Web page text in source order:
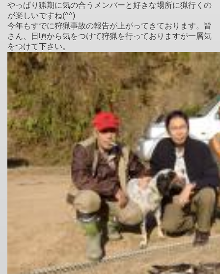
やっぱり猟期に気の合うメンバーと好きな場所に猟行くの
が楽しいですね(^^)
今年もすでに狩猟事故の報告が上がってきております。皆
さん、日頃から気をつけて狩猟を行っておりますが一層気
をつけて下さい。